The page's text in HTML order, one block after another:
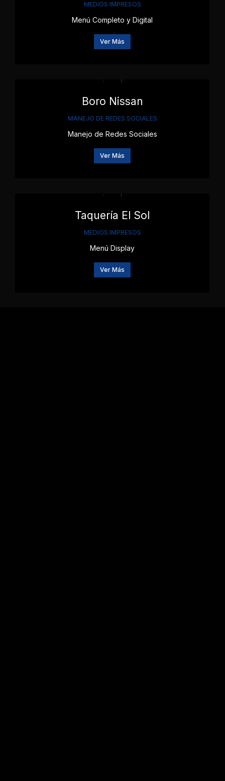
MEDIOS IMPRESOS
Menú Completo y Digital
Ver Más
Boro Nissan
MANEJO DE REDES SOCIALES
Manejo de Redes Sociales
Ver Más
Taquería El Sol
MEDIOS IMPRESOS
Menú Display
Ver Más